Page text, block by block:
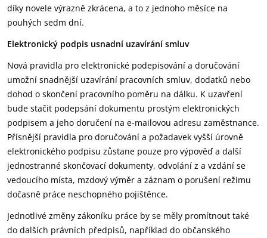
díky novele výrazně zkrácena, a to z jednoho měsíce na
pouhých sedm dní.
Elektronický podpis usnadní uzavírání smluv
Nová pravidla pro elektronické podepisování a doručování
umožní snadnější uzavírání pracovních smluv, dodatků nebo
dohod o skončení pracovního poměru na dálku. K uzavření
bude stačit podepsání dokumentu prostým elektronických
podpisem a jeho doručení na e-mailovou adresu zaměstnance.
Přísnější pravidla pro doručování a požadavek vyšší úrovně
elektronického podpisu zůstane pouze pro výpověď a další
jednostranné skončovací dokumenty, odvolání z a vzdání se
vedoucího místa, mzdový výměr a záznam o porušení režimu
dočasně práce neschopného pojištěnce.
Jednotlivé změny zákoníku práce by se měly promítnout také
do dalších právních předpisů, například do občanského